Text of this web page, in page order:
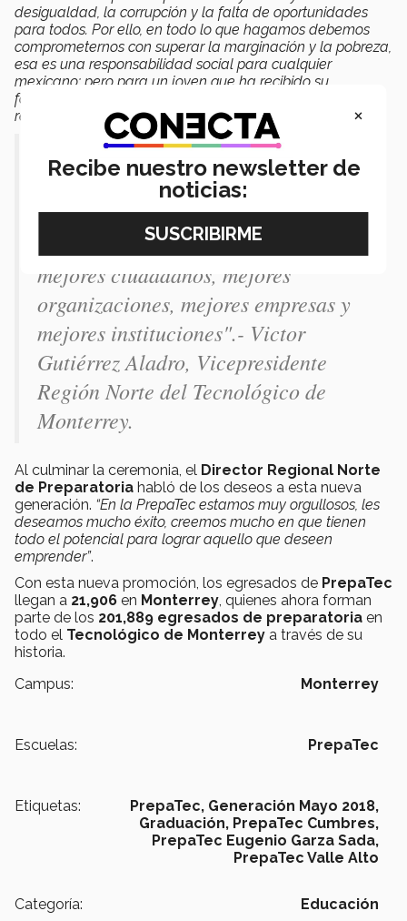
desigualdad, la corrupción y la falta de oportunidades
para todos. Por ello, en todo lo que hagamos debemos
comprometernos con superar la marginación y la pobreza,
esa es una responsabilidad social para cualquier
mexicano; pero para un joven que ha recibido su
formación en el Tec debe ser además una
responsabilidad moral”, les resaltó.
“Su misión es convertirse en agentes
de cambio, tienen que atreverse a
proponer, a convencer, a sacudir la
realidad de un país que necesita
mejores ciudadanos, mejores
organizaciones, mejores empresas y
mejores instituciones".- Victor
Gutiérrez Aladro, Vicepresidente
Región Norte del Tecnológico de
Monterrey.
Al culminar la ceremonia, el Director Regional Norte
de Preparatoria habló de los deseos a esta nueva
generación. “En la PrepaTec estamos muy orgullosos, les
deseamos mucho éxito, creemos mucho en que tienen
todo el potencial para lograr aquello que deseen
emprender”.
Con esta nueva promoción, los egresados de PrepaTec
llegan a 21,906 en Monterrey , quienes ahora forman
parte de los 201,889 egresados de preparatoria en
todo el Tecnológico de Monterrey a través de su
historia.
Campus:
Monterrey
Escuelas: PrepaTec
Etiquetas: PrepaTec, Generación Mayo 2018,
Graduación, PrepaTec Cumbres,
PrepaTec Eugenio Garza Sada,
PrepaTec Valle Alto
Categoría: Educación
×
Recibe nuestro newsletter de
noticias: